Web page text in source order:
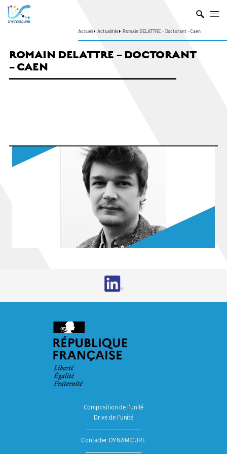
Accueil Actualités Romain DELATTRE – Doctorant – Caen
ROMAIN DELATTRE – DOCTORANT
– CAEN
Composition de l’unité
Drive de l’unité
Contacter DYNAMICURE